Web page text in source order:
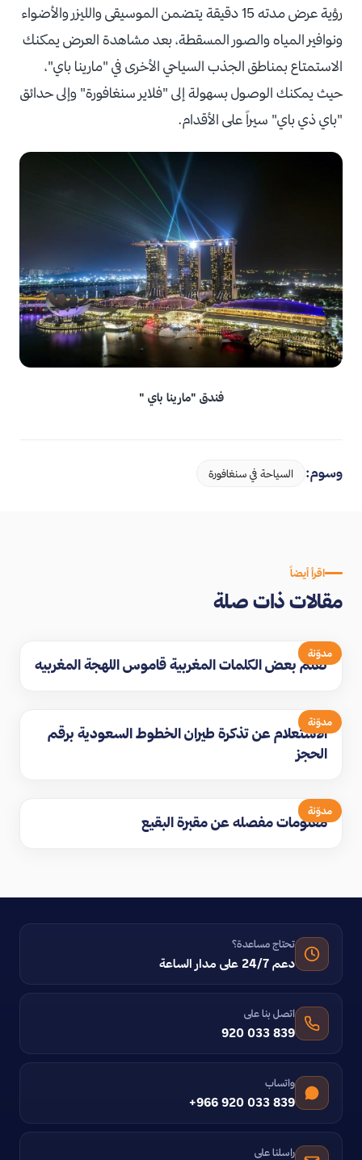
رؤية عرض مدته 15 دقيقة يتضمن الموسيقى والليزر والأضواء
ونوافير المياه والصور المسقطة، بعد مشاهدة العرض يمكنك
الاستمتاع بمناطق الجذب السياحي الأخرى في "مارينا باي"،
حيث يمكنك الوصول بسهولة إلى "فلاير سنغافورة" وإلى حدائق
"باي ذي باي" سيراً على الأقدام.
فندق "مارينا باي "
وسوم: السياحة في سنغافورة
اقرأ أيضاً
مقالات ذات صلة
مدوّنة
تعلم بعض الكلمات المغربية قاموس اللهجة المغربيه
مدوّنة
الاستعلام عن تذكرة طيران الخطوط السعودية برقم
الحجز
مدوّنة
معلومات مفصله عن مقبرة البقيع
تحتاج مساعدة؟
دعم 24/7 على مدار الساعة
اتصل بنا على
920 033 839
واتساب
+966 920 033 839
راسلنا على